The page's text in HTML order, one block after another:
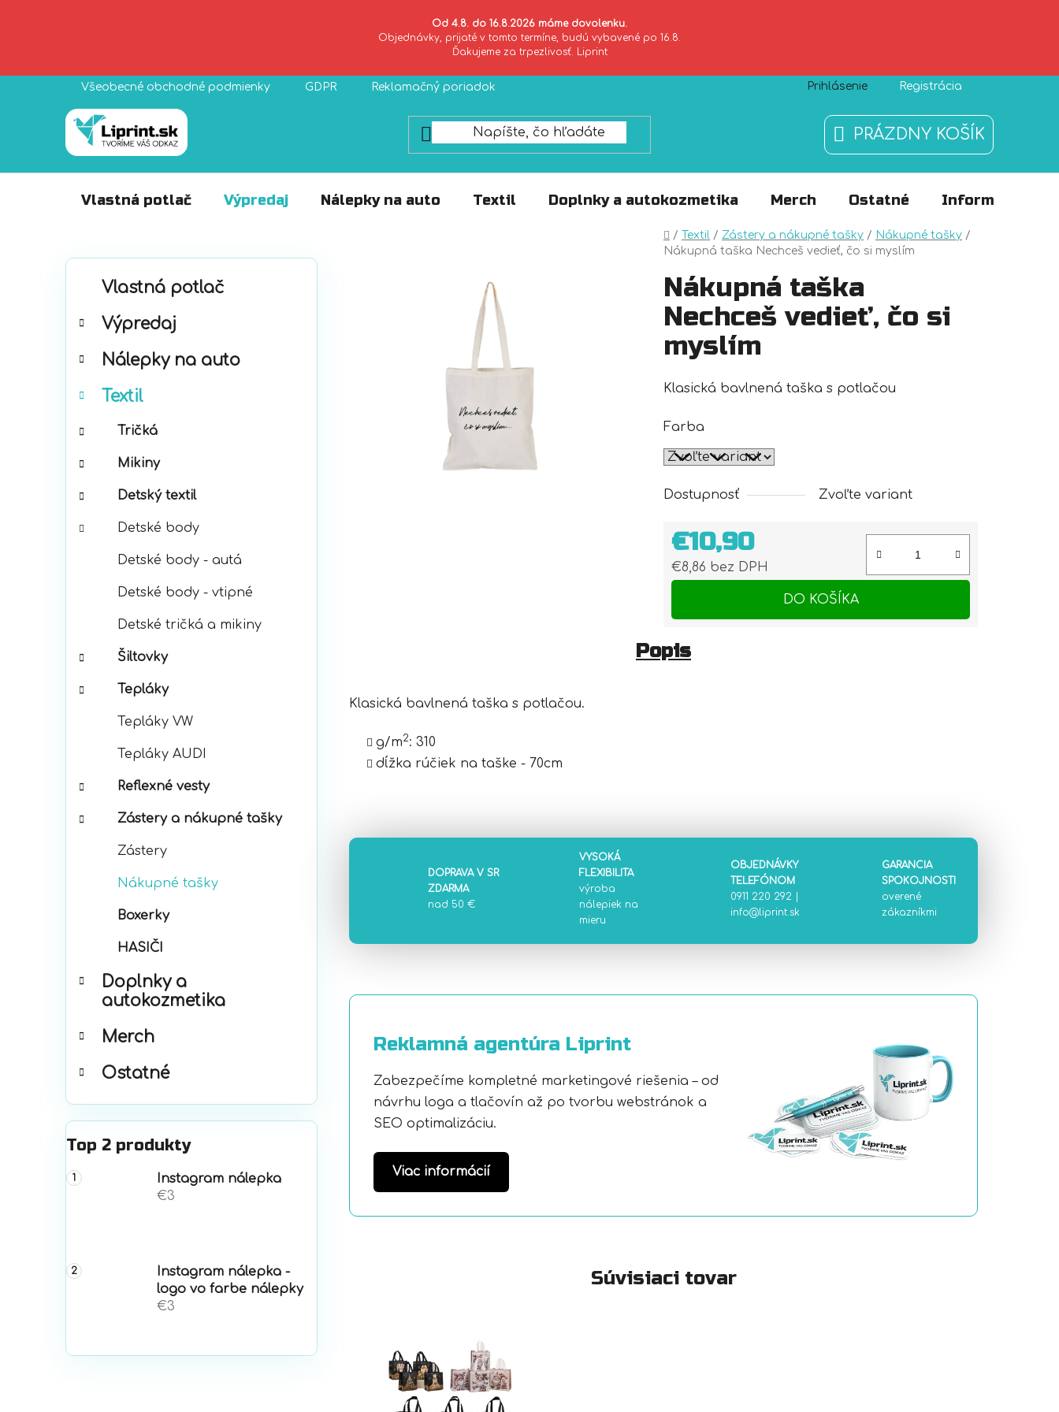
Od 4.8. do 16.8.2026 máme dovolenku.
Objednávky, prijaté v tomto termíne, budú vybavené po 16.8.
Ďakujeme za trpezlivosť. Liprint
Všeobecné obchodné podmienky GDPR Reklamačný poriadok Zásady používania súborov cookies O nás
Prihlásenie Registrácia
NÁKUPNÝ
KOŠÍK
PRÁZDNY KOŠÍK
Vlastná potlač Výpredaj Nálepky na auto Textil Doplnky a autokozmetika Merch Ostatné Informácie
Domov
/ Textil / Zástery a nákupné tašky / Nákupné tašky /
Nákupná taška Nechceš vedieť, čo si myslím
B
Preskočiť
kategórie
e
ó
i
Vlastná potlač
Výpredaj
Nálepky na auto
Textil
Tričká
Mikiny
Detský textil
Detské body
Detské body - autá
Detské body - vtipné
Detské tričká a mikiny
Šiltovky
Tepláky
Tepláky VW
Tepláky AUDI
Reflexné vesty
Zástery a nákupné tašky
Zástery
Nákupné tašky
Boxerky
HASIČI
Doplnky a
autokozmetika
Merch
Ostatné
Top 2 produkty
Instagram nálepka
€3
Instagram nálepka -
logo vo farbe nálepky
€3
Nákupná taška
Nechceš vedieť, čo si
myslím
Klasická bavlnená taška s potlačou
Farba
Dostupnosť Zvoľte variant
€10,90
€8,86 bez DPH
Jednotková cena:
DO KOŠÍKA
Popis
Klasická bavlnená taška s potlačou.
g/m2: 310
dĺžka rúčiek na taške - 70cm
DOPRAVA V SR
ZDARMA
nad 50 €
VYSOKÁ
FLEXIBILITA
výroba
nálepiek na
mieru
OBJEDNÁVKY
TELEFÓNOM
0911 220 292
info@liprint.sk
GARANCIA
SPOKOJNOSTI
overené
zákazníkmi
Reklamná agentúra Liprint
Zabezpečíme kompletné marketingové riešenia – od
návrhu loga a tlačovín až po tvorbu webstránok a
SEO optimalizáciu.
Viac informácií
Súvisiaci tovar